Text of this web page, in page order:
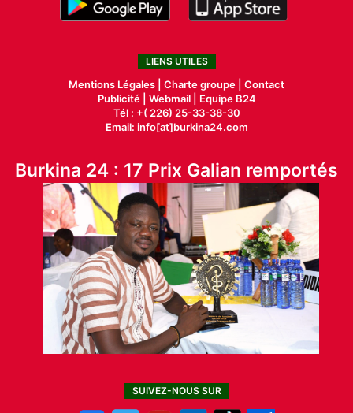
LIENS UTILES
Mentions Légales | Charte groupe | Contact
Publicité| Webmail |
Equipe B24
Tél : +( 226) 25-33-38-30
Email: info[at]burkina24.com
Burkina 24 : 17 Prix Galian remportés
SUIVEZ-NOUS SUR